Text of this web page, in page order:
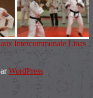
Intercommunale Linas
WordPress